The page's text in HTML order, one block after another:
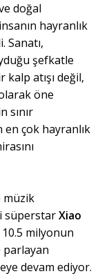
doğal
hayranlık
şefkatle
atışı değil,
öne
sınır
en çok hayranlık
müzik
süperstarXiao
10.5 milyonun
parlayan
devam ediyor.